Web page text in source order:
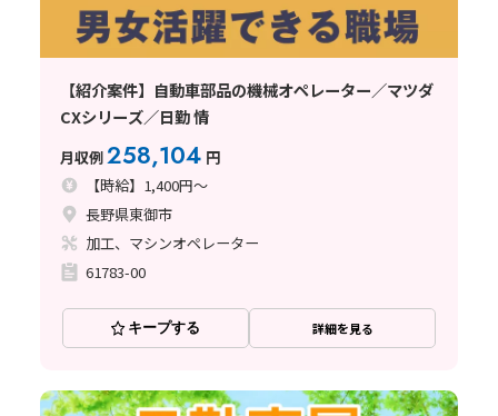
【紹介案件】自動車部品の機械オペレーター／マツダ
CXシリーズ／日勤 情
月収例258,104 円
【時給】1,400円～
長野県東御市
加工、マシンオペレーター
61783-00
キープする 詳細を見る